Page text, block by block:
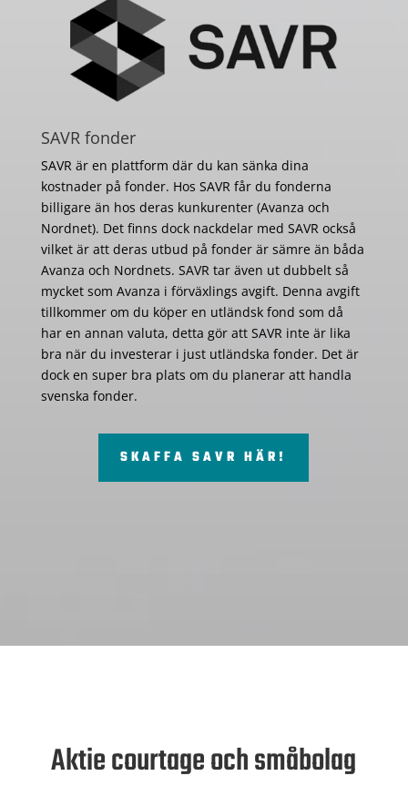
SAVR fonder
SAVR är en plattform där du kan sänka dina
kostnader på fonder. Hos SAVR får du fonderna
billigare än hos deras kunkurenter (Avanza och
Nordnet). Det finns dock nackdelar med SAVR också
vilket är att deras utbud på fonder är sämre än båda
Avanza och Nordnets. SAVR tar även ut dubbelt så
mycket som Avanza i förväxlings avgift. Denna avgift
tillkommer om du köper en utländsk fond som då
har en annan valuta, detta gör att SAVR inte är lika
bra när du investerar i just utländska fonder. Det är
dock en super bra plats om du planerar att handla
svenska fonder.
SKAFFA SAVR HÄR!
Aktie courtage och småbolag